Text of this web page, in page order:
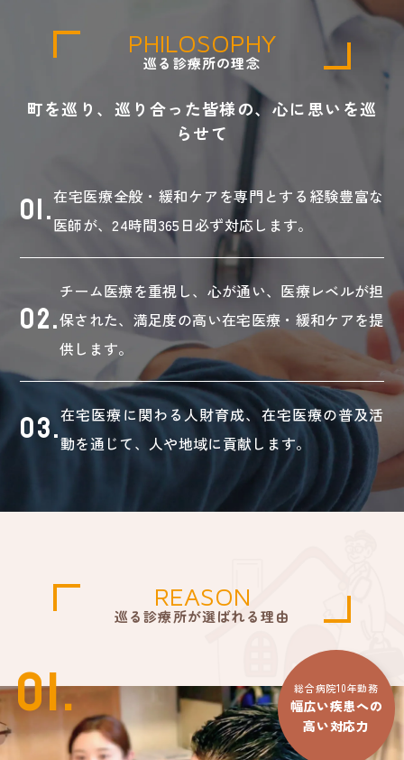
PHILOSOPHY
巡る診療所の理念
町を巡り、巡り合った皆様の、心に思いを巡
らせて
01.在宅医療全般・緩和ケアを専門とする経験豊富な
医師が、24時間365日必ず対応します。
02.
チーム医療を重視し、心が通い、医療レベルが担
保された、満足度の高い在宅医療・緩和ケアを提
供します。
03.在宅医療に関わる人財育成、在宅医療の普及活
動を通じて、人や地域に貢献します。
REASON
巡る診療所が選ばれる理由
総合病院10年勤務
幅広い疾患への
高い対応力
01.